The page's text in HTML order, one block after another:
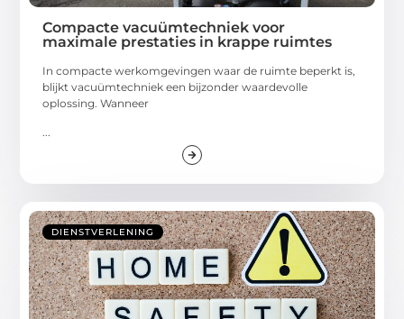
Compacte vacuümtechniek voor
maximale prestaties in krappe ruimtes
In compacte werkomgevingen waar de ruimte beperkt is,
blijkt vacuümtechniek een bijzonder waardevolle
oplossing. Wanneer
...
DIENSTVERLENING